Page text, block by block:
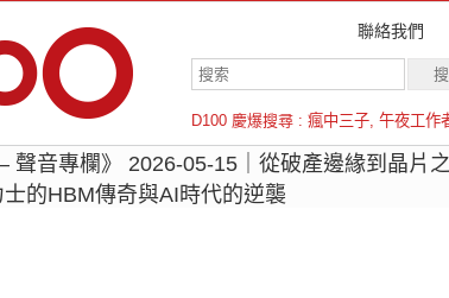
聯絡我們
D100 慶爆搜尋 : 瘋中三子, 午夜工作
羅倫斯
– 聲音專欄》 2026-05-15｜從破產邊緣到晶片
的HBM傳奇與AI時代的逆襲